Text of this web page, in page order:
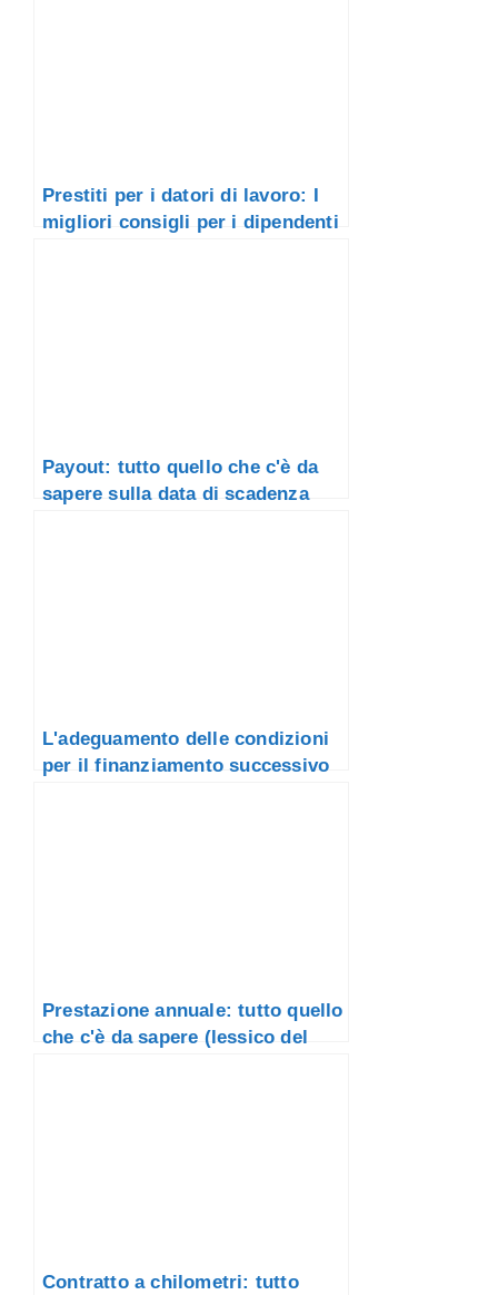
Prestiti per i datori di lavoro: I
migliori consigli per i dipendenti
Payout: tutto quello che c'è da
sapere sulla data di scadenza
L'adeguamento delle condizioni
per il finanziamento successivo
Prestazione annuale: tutto quello
che c'è da sapere (lessico del
Contratto a chilometri: tutto